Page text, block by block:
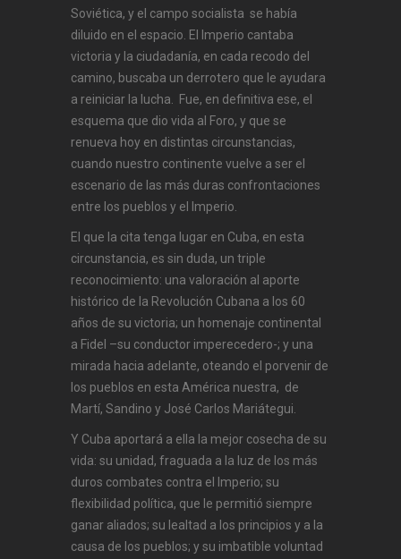
Soviética, y el campo socialista se había
diluido en el espacio. El Imperio cantaba
victoria y la ciudadanía, en cada recodo del
camino, buscaba un derrotero que le ayudara
a reiniciar la lucha. Fue, en definitiva ese, el
esquema que dio vida al Foro, y que se
renueva hoy en distintas circunstancias,
cuando nuestro continente vuelve a ser el
escenario de las más duras confrontaciones
entre los pueblos y el Imperio.
El que la cita tenga lugar en Cuba, en esta
circunstancia, es sin duda, un triple
reconocimiento: una valoración al aporte
histórico de la Revolución Cubana a los 60
años de su victoria; un homenaje continental
a Fidel –su conductor imperecedero-; y una
mirada hacia adelante, oteando el porvenir de
los pueblos en esta América nuestra, de
Martí, Sandino y José Carlos Mariátegui.
Y Cuba aportará a ella la mejor cosecha de su
vida: su unidad, fraguada a la luz de los más
duros combates contra el Imperio; su
flexibilidad política, que le permitió siempre
ganar aliados; su lealtad a los principios y a la
causa de los pueblos; y su imbatible voluntad